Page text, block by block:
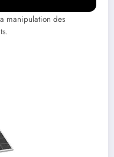
de gants et de lunettes
manipulation des